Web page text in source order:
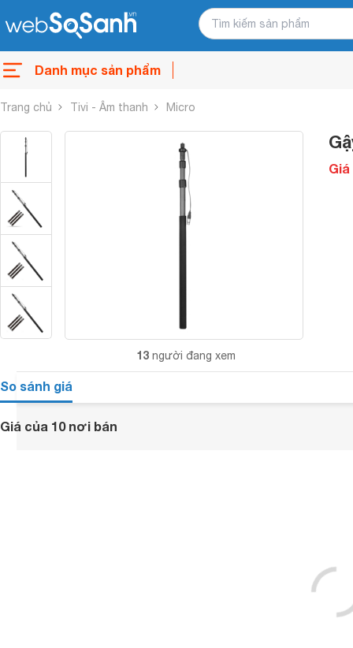
Danh mục sản phẩm
Trang chủ Tivi - Âm thanh Micro
13 người đang xem
Giá
So sánh giá
Giá của 10 nơi bán